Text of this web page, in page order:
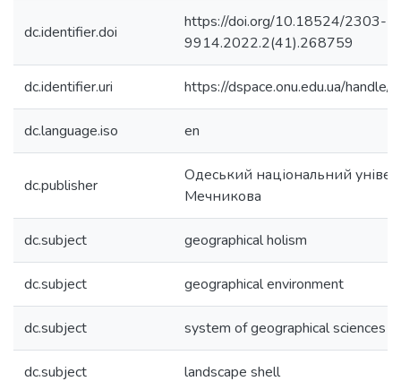
dc.identifier.doi
https://doi.org/10.18524/2303-
9914.2022.2(41).268759
dc.identifier.uri https://dspace.onu.edu.ua/
dc.language.iso en
dc.publisher
Одеський національний
Мечникова
dc.subject geographical holism
dc.subject geographical environment
dc.subject system of geographical sciences
dc.subject landscape shell